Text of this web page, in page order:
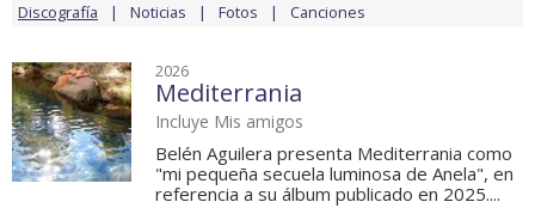
Discografía Noticias Fotos Canciones
2026
Mediterrania
Incluye Mis amigos
Belén Aguilera presenta Mediterrania como
"mi pequeña secuela luminosa de Anela", en
referencia a su álbum publicado en 2025....